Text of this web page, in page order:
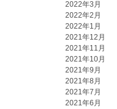
2022年3月
2022年2月
2022年1月
2021年12月
2021年11月
2021年10月
2021年9月
2021年8月
2021年7月
2021年6月